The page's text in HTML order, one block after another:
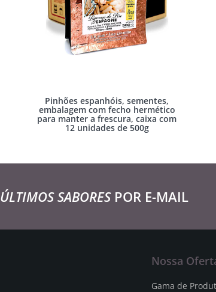
Pinhões espanhóis, sementes,
embalagem com fecho hermético
para manter a frescura, caixa com
12 unidades de 500g
ÚLTIMOS SABORESPOR E-MAIL
Nossa
Gama de